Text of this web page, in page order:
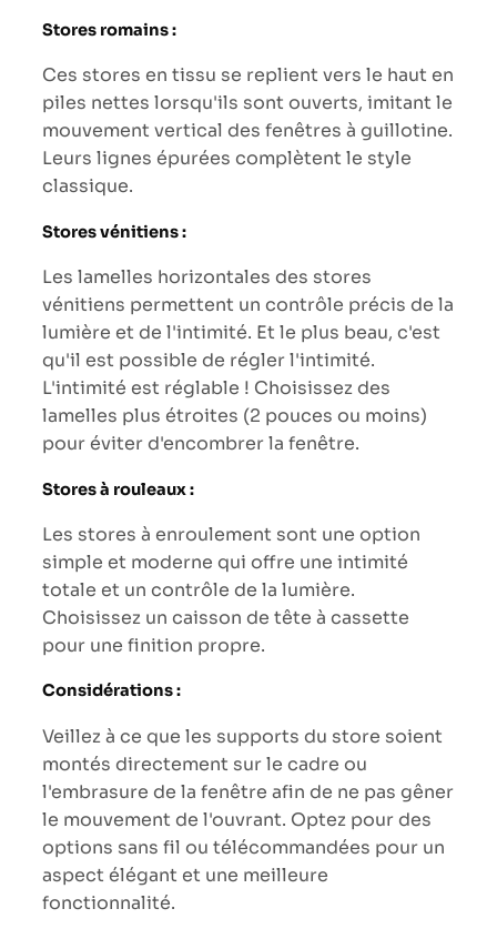
Stores romains :
Ces stores en tissu se replient vers le haut en
piles nettes lorsqu'ils sont ouverts, imitant le
mouvement vertical des fenêtres à guillotine.
Leurs lignes épurées complètent le style
classique.
Stores vénitiens :
Les lamelles horizontales des stores
vénitiens permettent un contrôle précis de la
lumière et de l'intimité. Et le plus beau, c'est
qu'il est possible de régler l'intimité.
L'intimité est réglable ! Choisissez des
lamelles plus étroites (2 pouces ou moins)
pour éviter d'encombrer la fenêtre.
Stores à rouleaux :
Les stores à enroulement sont une option
simple et moderne qui offre une intimité
totale et un contrôle de la lumière.
Choisissez un caisson de tête à cassette
pour une finition propre.
Considérations :
Veillez à ce que les supports du store soient
montés directement sur le cadre ou
l'embrasure de la fenêtre afin de ne pas gêner
le mouvement de l'ouvrant. Optez pour des
options sans fil ou télécommandées pour un
aspect élégant et une meilleure
fonctionnalité.